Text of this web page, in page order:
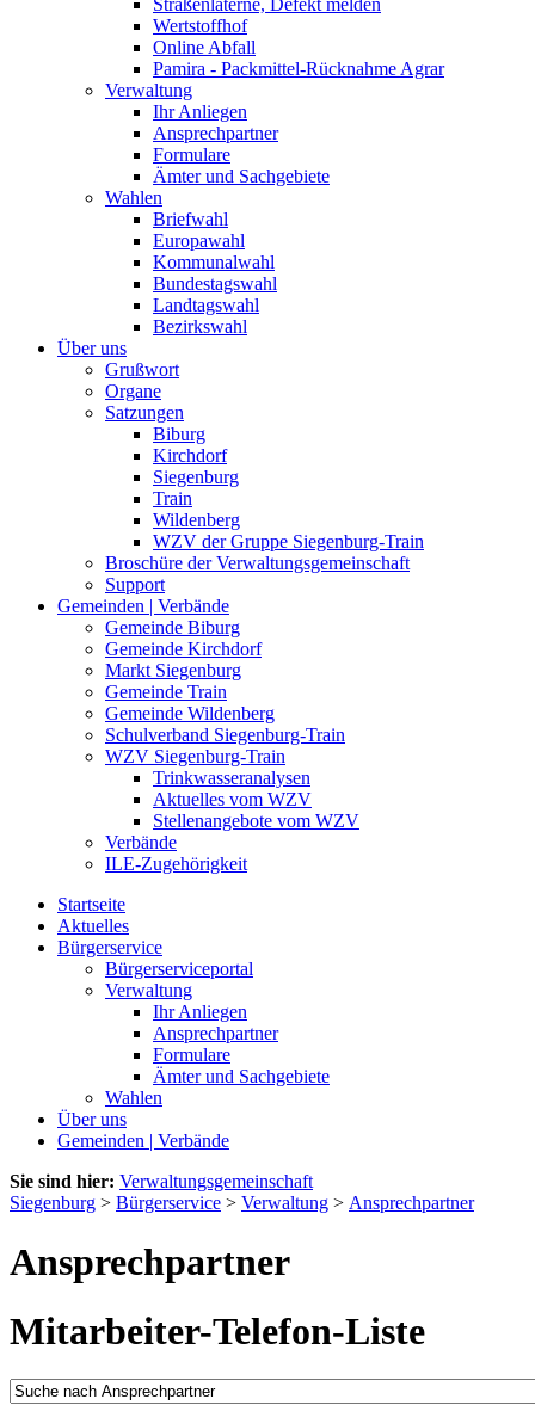
Straßenlaterne, Defekt melden
Wertstoffhof
Online Abfall
Pamira - Packmittel-Rücknahme Agrar
Verwaltung
Ihr Anliegen
Ansprechpartner
Formulare
Ämter und Sachgebiete
Wahlen
Briefwahl
Europawahl
Kommunalwahl
Bundestagswahl
Landtagswahl
Bezirkswahl
Über uns
Grußwort
Organe
Satzungen
Biburg
Kirchdorf
Siegenburg
Train
Wildenberg
WZV der Gruppe Siegenburg-Train
Broschüre der Verwaltungsgemeinschaft
Support
Gemeinden | Verbände
Gemeinde Biburg
Gemeinde Kirchdorf
Markt Siegenburg
Gemeinde Train
Gemeinde Wildenberg
Schulverband Siegenburg-Train
WZV Siegenburg-Train
Trinkwasseranalysen
Aktuelles vom WZV
Stellenangebote vom WZV
Verbände
ILE-Zugehörigkeit
Startseite
Aktuelles
Bürgerservice
Bürgerserviceportal
Verwaltung
Ihr Anliegen
Ansprechpartner
Formulare
Ämter und Sachgebiete
Wahlen
Über uns
Gemeinden | Verbände
Sie sind hier: Verwaltungsgemeinschaft
Siegenburg > Bürgerservice > Verwaltung > Ansprechpartner
Ansprechpartner
Mitarbeiter-Telefon-Liste